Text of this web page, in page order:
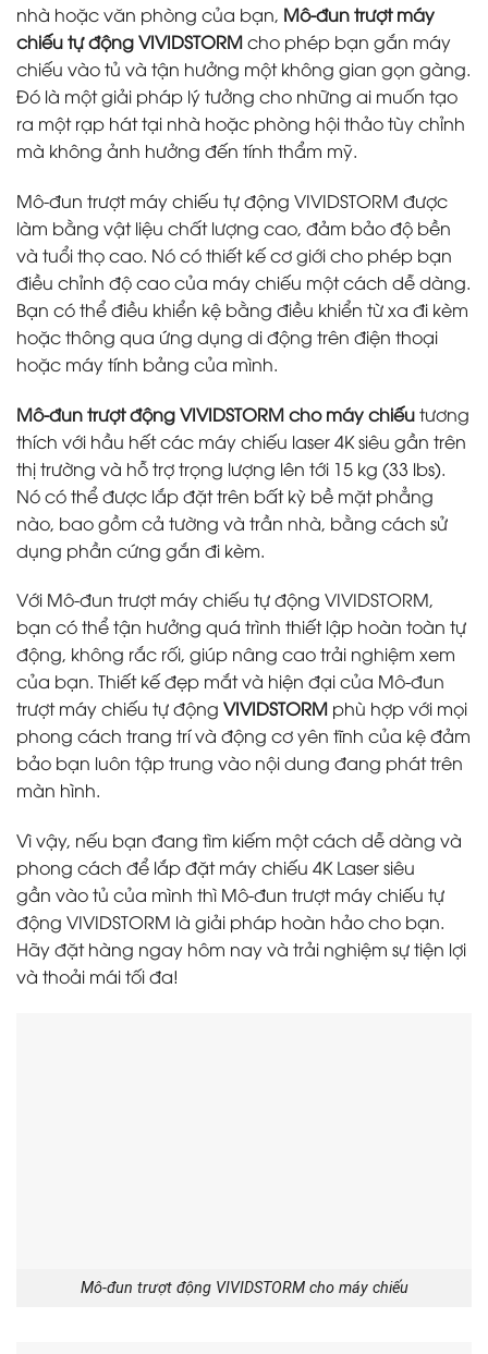
nhà hoặc văn phòng của bạn, Mô-đun trượt máy
chiếu tự động VIVIDSTORMcho phép bạn gắn máy
chiếu vào tủ và tận hưởng một không gian gọn gàng.
Đó là một giải pháp lý tưởng cho những ai muốn tạo
ra một rạp hát tại nhà hoặc phòng hội thảo tùy chỉnh
mà không ảnh hưởng đến tính thẩm mỹ.
Mô-đun trượt máy chiếu tự động VIVIDSTORM được
làm bằng vật liệu chất lượng cao, đảm bảo độ bền
và tuổi thọ cao. Nó có thiết kế cơ giới cho phép bạn
điều chỉnh độ cao của máy chiếu một cách dễ dàng.
Bạn có thể điều khiển kệ bằng điều khiển từ xa đi kèm
hoặc thông qua ứng dụng di động trên điện thoại
hoặc máy tính bảng của mình.
Mô-đun trượt động VIVIDSTORM cho máy chiếutương
thích với hầu hết các máy chiếu laser 4K siêu gần trên
thị trường và hỗ trợ trọng lượng lên tới 15 kg (33 lbs).
Nó có thể được lắp đặt trên bất kỳ bề mặt phẳng
nào, bao gồm cả tường và trần nhà, bằng cách sử
dụng phần cứng gắn đi kèm.
Với Mô-đun trượt máy chiếu tự động VIVIDSTORM,
bạn có thể tận hưởng quá trình thiết lập hoàn toàn tự
động, không rắc rối, giúp nâng cao trải nghiệm xem
của bạn. Thiết kế đẹp mắt và hiện đại của Mô-đun
trượt máy chiếu tự động VIVIDSTORM phù hợp với mọi
phong cách trang trí và động cơ yên tĩnh của kệ đảm
bảo bạn luôn tập trung vào nội dung đang phát trên
màn hình.
Vì vậy, nếu bạn đang tìm kiếm một cách dễ dàng và
phong cách để lắp đặt máy chiếu 4K Laser siêu
gần vào tủ của mình thì Mô-đun trượt máy chiếu tự
động VIVIDSTORM là giải pháp hoàn hảo cho bạn.
Hãy đặt hàng ngay hôm nay và trải nghiệm sự tiện lợi
và thoải mái tối đa!
Mô-đun trượt động VIVIDSTORM cho máy chiếu